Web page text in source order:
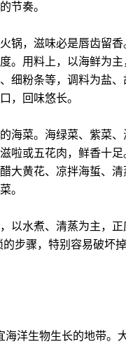
节奏。
，滋味必是唇齿留香
。用料上，以海鲜为主
细粉条等，调料为盐
，回味悠长。
菜。海绿菜、紫菜、
啦或五花肉，鲜香十
大黄花、凉拌海蜇、
。
水煮、清蒸为主，正
步骤，特别容易破坏
生物生长的地带。大